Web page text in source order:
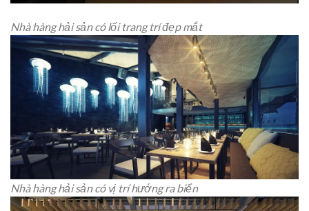
Nhà hàng hải sản có lối trang trí đẹp mắt
Nhà hàng hải sản có vị trí hướng ra biển